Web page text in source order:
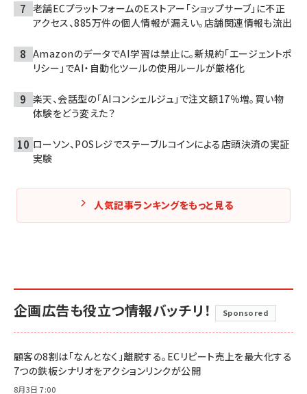
老舗ECプラットフォームのEストアー「ショップサーブ」に不正
アクセス、885万件の個人情報が漏えい。店舗関連情報も流出
AmazonのデータでAI学習は禁止に。新規約「エージェントポ
リシー」でAI・自動化ツールの使用ルールが厳格化
楽天、会話型の「AIコンシェルジュ」で注文額17％増。買い物
体験をどう変えた？
ローソン、POSレジでステーブルコインによる店頭決済の実証
実験
人気記事ランキングをもっと見る
企画広告も役立つ情報バッチリ！ Sponsored
顧客の8割は「なんとなく」離脱する。ECリピート売上を最大化する
7つの鉄板シナリオをアクションリンクが公開
8月3日 7:00